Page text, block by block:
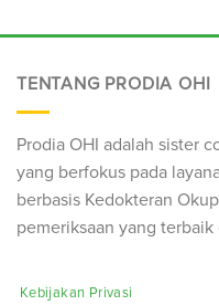
TENTANG PRODIA OHI
Prodia OHI adalah sister
yang berfokus pada
berbasis Kedokteran
pemeriksaan yang terbaik
Kebijakan Privasi